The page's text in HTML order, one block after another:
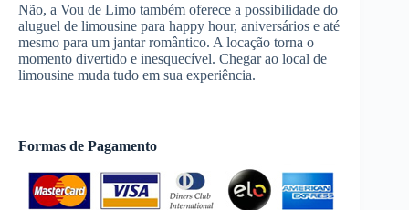
Não, a Vou de Limo também oferece a possibilidade do
aluguel de limousine para happy hour, aniversários e até
mesmo para um jantar romântico. A locação torna o
momento divertido e inesquecível. Chegar ao local de
limousine muda tudo em sua experiência.
Formas de Pagamento